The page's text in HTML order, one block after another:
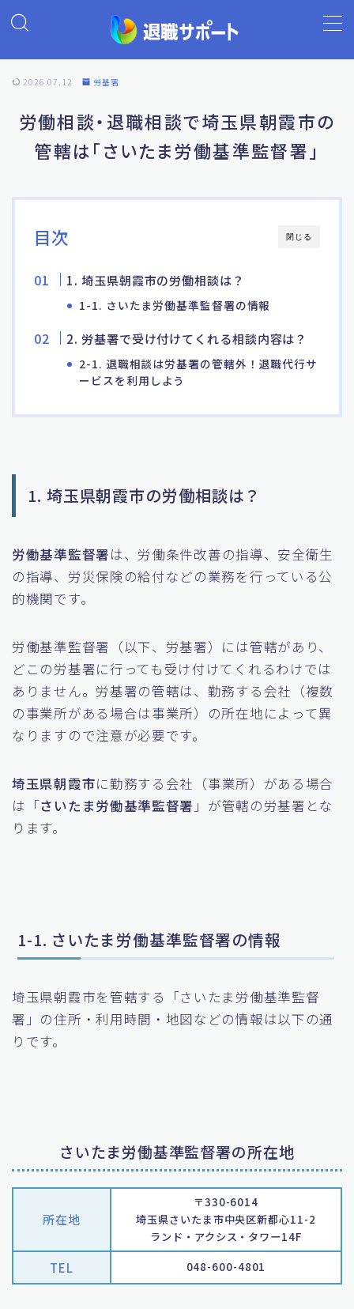
MENU
ホーム
退職代行の基礎知識
退職代行ランキング
退職代行 退職サポート
よくあるご質問
2026.07.12 労基署
労働相談・退職相談で埼玉県朝霞市の
管轄は「さいたま労働基準監督署」
閉じる
目次
1. 埼玉県朝霞市の労働相談は？
1-1. さいたま労働基準監督署の情報
2. 労基署で受け付けてくれる相談内容は？
2-1. 退職相談は労基署の管轄外！退職代行サ
ービスを利用しよう
1. 埼玉県朝霞市の労働相談は？
労働基準監督署は、労働条件改善の指導、安全衛生
の指導、労災保険の給付などの業務を行っている公
的機関です。
労働基準監督署（以下、労基署）には管轄があり、
どこの労基署に行っても受け付けてくれるわけでは
ありません。労基署の管轄は、勤務する会社（複数
の事業所がある場合は事業所）の所在地によって異
なりますので注意が必要です。
埼玉県朝霞市に勤務する会社（事業所）がある場合
は「さいたま労働基準監督署 」が管轄の労基署とな
ります。
1-1. さいたま労働基準監督署の情報
埼玉県朝霞市を管轄する「さいたま労働基準監督
署」の住所・利用時間・地図などの情報は以下の通
りです。
さいたま労働基準監督署の所在地
所在地
〒330-6014
埼玉県さいたま市中央区新都心11-2
ランド・アクシス・タワー14F
TEL 048-600-4801